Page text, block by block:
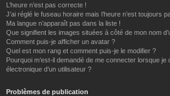
L’heure n’est pas correcte !
J’ai réglé le fuseau horaire mais l’heure n’est toujours
Ma langue n’apparaît pas dans la liste !
Que signifient les images situées à côté de mon nom
Comment puis-je afficher un avatar ?
Quel est mon rang et comment puis-je le modifier ?
Pourquoi m’est-il demandé de me connecter lorsque
électronique d’un utilisateur ?
Problèmes de publication